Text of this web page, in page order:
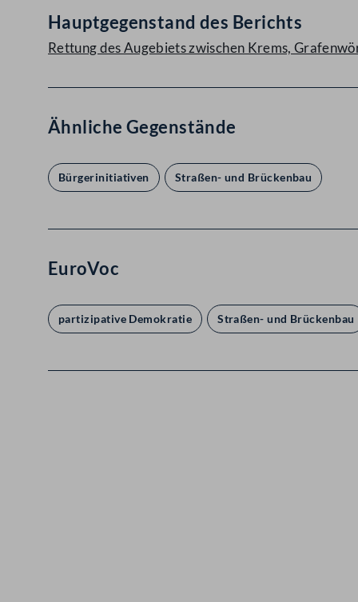
Hauptgegenstand des Berichts
Rettung des Augebiets zwischen Krems,
Ähnliche Gegenstände
Bürgerinitiativen Straßen- und Brückenbau
EuroVoc
partizipative Demokratie Straßen- und Brückenbau